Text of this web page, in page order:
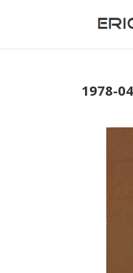
1978-